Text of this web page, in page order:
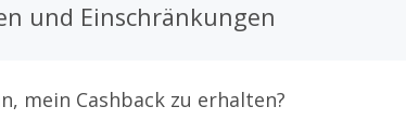
und Einschränkungen
mein Cashback zu erhalten?